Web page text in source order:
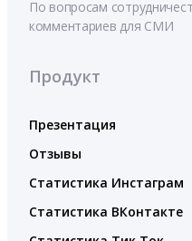
По вопросам
комментариев для СМИ
Продукт
Презентация
Отзывы
Статистика Инстаграм
Статистика ВКонтакте